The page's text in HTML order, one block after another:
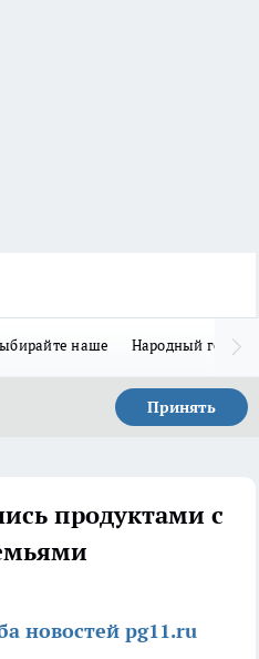
наше Народный герой-
Принять
продуктами с
новостей pg11.ru